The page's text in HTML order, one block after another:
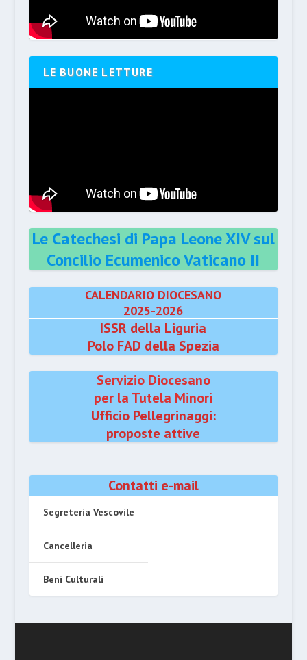
LE BUONE LETTURE
Le Catechesi di Papa Leone XIV sul
Concilio Ecumenico Vaticano II
CALENDARIO DIOCESANO
2025-2026
ISSR della Liguria
Polo FAD della Spezia
Servizio Diocesano
per la Tutela Minori
Ufficio Pellegrinaggi:
proposte attive
Contatti e-mail
Segreteria Vescovile
Cancelleria
Beni Culturali